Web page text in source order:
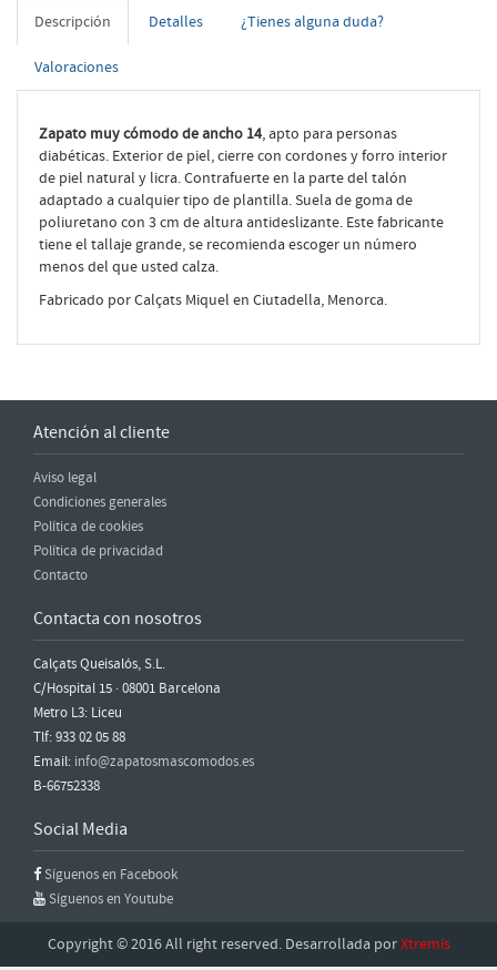
Descripción Detalles ¿Tienes alguna duda?
Valoraciones
Zapato muy cómodo de ancho 14, apto para personas
diabéticas. Exterior de piel, cierre con cordones y forro interior
de piel natural y licra. Contrafuerte en la parte del talón
adaptado a cualquier tipo de plantilla. Suela de goma de
poliuretano con 3 cm de altura antideslizante. Este fabricante
tiene el tallaje grande, se recomienda escoger un número
menos del que usted calza.
Fabricado por Calçats Miquel en Ciutadella, Menorca.
Atención al cliente
Aviso legal
Condiciones generales
Política de cookies
Política de privacidad
Contacto
Contacta con nosotros
Calçats Queisalós, S.L.
C/Hospital 15 · 08001 Barcelona
Metro L3: Liceu
Tlf: 933 02 05 88
Email: info@zapatosmascomodos.es
B-66752338
Social Media
Síguenos en Facebook
Síguenos en Youtube
Copyright © 2016 All right reserved. Desarrollada porXtremis